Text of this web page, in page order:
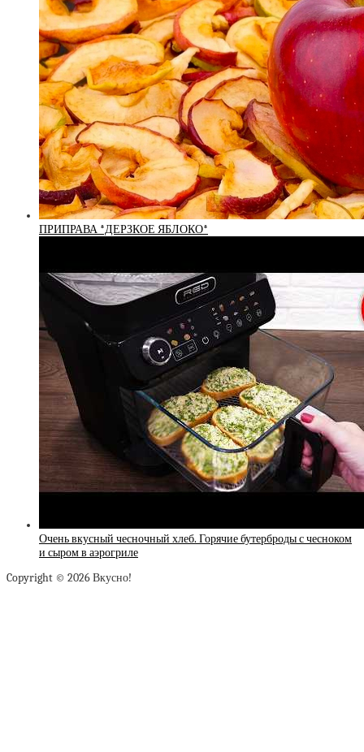
ПРИПРАВА *ДЕРЗКОЕ ЯБЛОКО*
Очень вкусный чесночный хлеб. Горячие бутерброды с чесноком
и сыром в аэрогриле
Copyright © 2026 Вкусно!